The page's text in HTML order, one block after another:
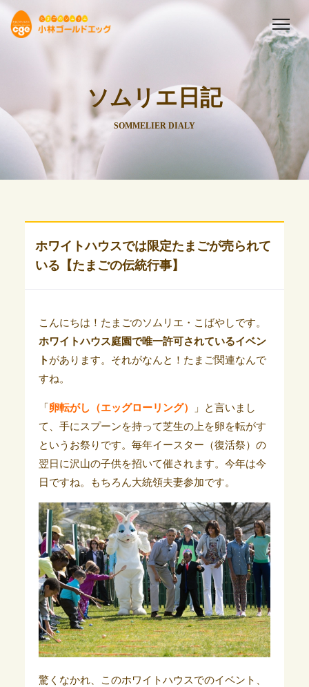
ソムリエ日記
SOMMELIER DIALY
ホワイトハウスでは限定たまごが売られて
いる【たまごの伝統行事】
こんにちは！たまごのソムリエ・こばやしです。
ホワイトハウス庭園で唯一許可されているイベン
ト があります。それがなんと！たまご関連なんで
すね。
「 卵転がし（エッグローリング）
」と言いまし
て、手にスプーンを持って芝生の上を卵を転がす
というお祭りです。毎年イースター（復活祭）の
翌日に沢山の子供を招いて催されます。今年は今
日ですね。もちろん大統領夫妻参加です。
驚くなかれ、このホワイトハウスでのイベント、